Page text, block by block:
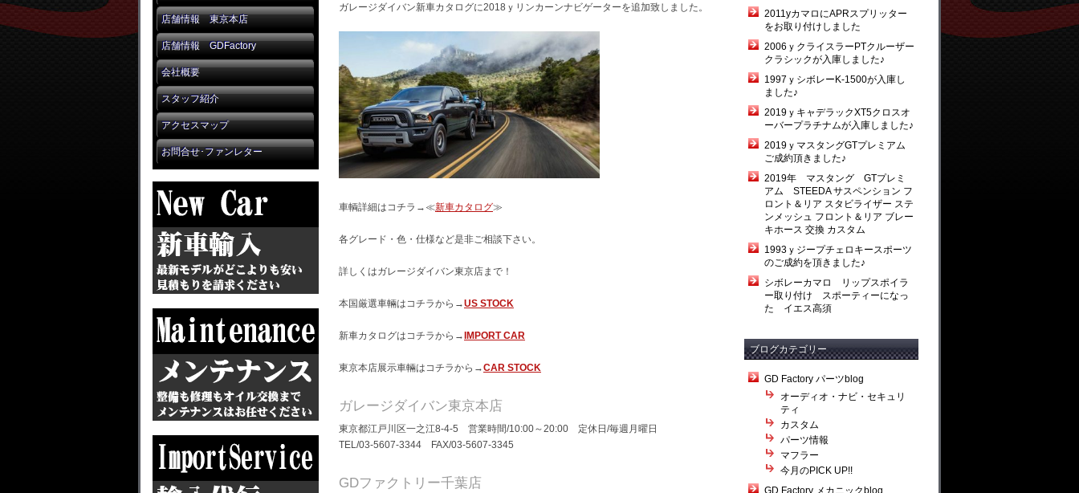
店舗情報 東京本店
店舗情報 GDFactory
会社概要
スタッフ紹介
アクセスマップ
お問合せ･ファンレター
ガレージダイバン新車カタログに2018ｙリンカーンナビゲーターを追加致しました。
車輌詳細はコチラ→≪新車カタログ≫
各グレード・色・仕様など是非ご相談下さい。
詳しくはガレージダイバン東京店まで！
本国厳選車輛はコチラから→US STOCK
新車カタログはコチラから→IMPORT CAR
東京本店展示車輛はコチラから→CAR STOCK
ガレージダイバン東京本店
東京都江戸川区一之江8-4-5 営業時間/10:00～20:00 定休日/毎週月曜日
TEL/03-5607-3344 FAX/03-5607-3345
GDファクトリー千葉店
2011yカマロにAPRスプリッター
をお取り付けしました
2006ｙクライスラーPTクルーザー
クラシックが入庫しました♪
1997ｙシボレーK-1500が入庫し
ました♪
2019ｙキャデラックXT5クロスオ
ーバープラチナムが入庫しました♪
2019ｙマスタングGTプレミアム
ご成約頂きました♪
2019年 マスタング GTプレミ
アム STEEDA サスペンション フ
ロント＆リア スタビライザー ステ
ンメッシュ フロント＆リア ブレー
キホース 交換 カスタム
1993ｙジープチェロキースポーツ
のご成約を頂きました♪
シボレーカマロ リップスポイラ
ー取り付け スポーティーになっ
た イエス高須
ブログカテゴリー
GD Factory パーツblog
オーディオ・ナビ・セキュリ
ティ
カスタム
パーツ情報
マフラー
今月のPICK UP!!
GD Factory メカニックblog